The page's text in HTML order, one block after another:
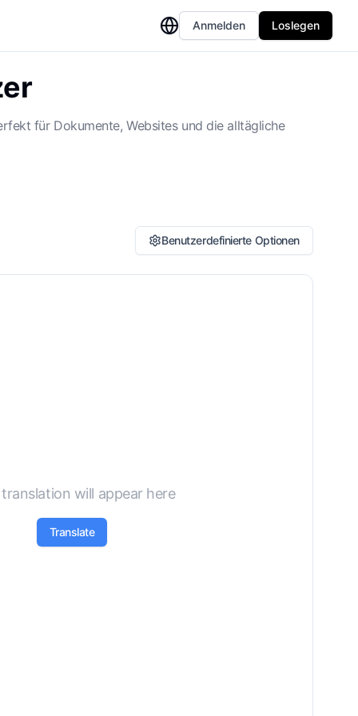
Anmelden Loslegen
für Dokumente, Websites und die alltägliche
Benutzerdefinierte Optionen
will appear here
Translate